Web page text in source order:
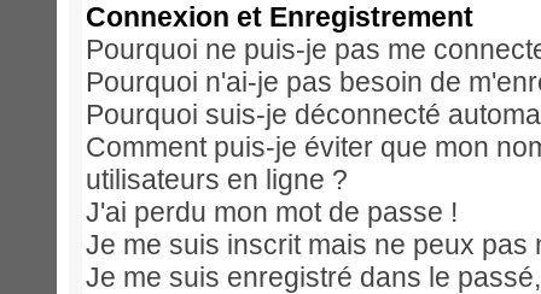
Connexion et Enregistrement
Pourquoi ne puis-je pas me
Pourquoi n'ai-je pas besoin de
Pourquoi suis-je déconnecté
Comment puis-je éviter que mon
utilisateurs en ligne ?
J'ai perdu mon mot de passe !
Je me suis inscrit mais ne peux pas
Je me suis enregistré dans le